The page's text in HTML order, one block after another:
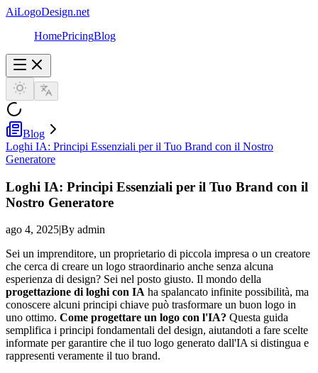
AiLogoDesign.net
HomePricingBlog
Blog
Loghi IA: Principi Essenziali per il Tuo Brand con il Nostro
Generatore
Loghi IA: Principi Essenziali per il Tuo Brand con il
Nostro Generatore
ago 4, 2025|By admin
Sei un imprenditore, un proprietario di piccola impresa o un creatore
che cerca di creare un logo straordinario anche senza alcuna
esperienza di design? Sei nel posto giusto. Il mondo della
progettazione di loghi con IA ha spalancato infinite possibilità, ma
conoscere alcuni principi chiave può trasformare un buon logo in
uno ottimo. Come progettare un logo con l'IA? Questa guida
semplifica i principi fondamentali del design, aiutandoti a fare scelte
informate per garantire che il tuo logo generato dall'IA si distingua e
rappresenti veramente il tuo brand.